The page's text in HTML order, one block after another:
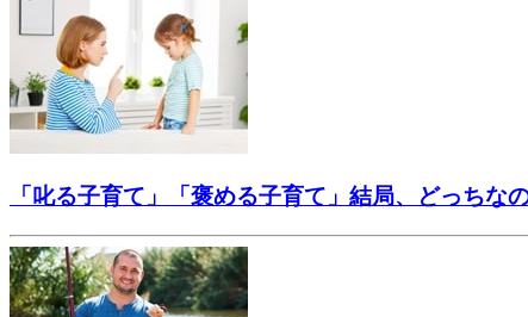
「叱る子育て」「褒める子育て」結局、どっちな